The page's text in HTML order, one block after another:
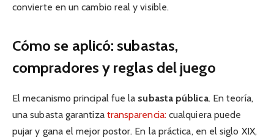
convierte en un cambio real y visible.
Cómo se aplicó: subastas,
compradores y reglas del juego
El mecanismo principal fue la subasta pública. En teoría,
una subasta garantiza transparencia:cualquiera puede
pujar y gana el mejor postor. En la práctica, en el siglo XIX,